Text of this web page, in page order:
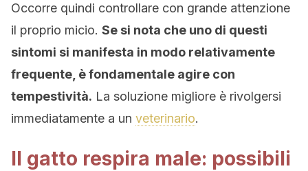
Occorre quindi controllare con grande attenzione
il proprio micio. Se si nota che uno di questi
sintomi si manifesta in modo relativamente
frequente, è fondamentale agire con
tempestività. La soluzione migliore è rivolgersi
immediatamente a un veterinario.
Il gatto respira male: possibili